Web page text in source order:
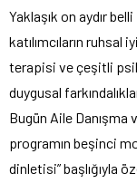
Yaklaşık on aydır
katılımcıların
terapisi ve çeşitli
duygusal
Bugün Aile Danışma
programın beşinci
dinletisi” başlığıyla